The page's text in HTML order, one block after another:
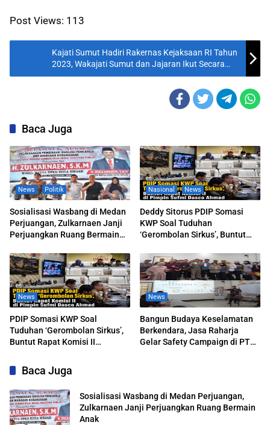
Post Views: 113
Kajati Sumut Hadiri Rakernas Kejaksaan RI Tahun
2023, Wakajati Sumut dan Jajaran Ikut Secara
Virtual
Baca Juga
News Politik
Sosialisasi Wasbang di Medan
Perjuangan, Zulkarnaen Janji
Perjuangkan Ruang Bermain
Nasional News
Deddy Sitorus PDIP Somasi
KWP Soal Tuduhan
‘Gerombolan Sirkus’, Buntut
Dasco Ahmad
News
PDIP Somasi KWP Soal
Tuduhan ‘Gerombolan Sirkus’,
Buntut Rapat Komisi II
News
Bangun Budaya Keselamatan
Berkendara, Jasa Raharja
Gelar Safety Campaign di PT
Baca Juga
Sosialisasi Wasbang di Medan Perjuangan,
Zulkarnaen Janji Perjuangkan Ruang Bermain
Anak